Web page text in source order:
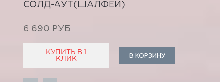
СОЛД-АУТ(ШАЛФЕЙ)
6 690 РУБ
КУПИТЬ В 1
КЛИК
В КОРЗИНУ